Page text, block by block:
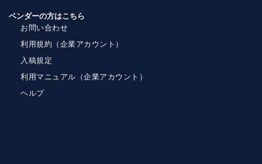
ベンダーの方はこちら
お問い合わせ
利用規約（企業アカウント）
入稿規定
利用マニュアル（企業アカウント）
ヘルプ